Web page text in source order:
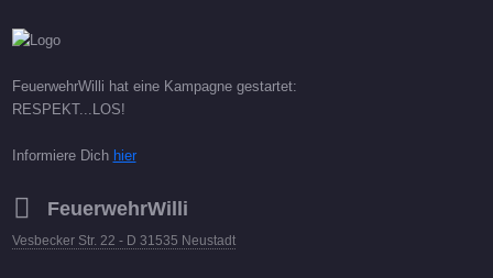
FeuerwehrWilli hat eine Kampagne gestartet:
RESPEKT...LOS!
Informiere Dich hier
FeuerwehrWilli
Vesbecker Str. 22 - D 31535 Neustadt